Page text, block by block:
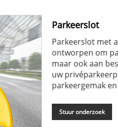
Parkeerslot
Parkeerslot met
ontworpen om
maar ook aan
uw
parkeergemak
Stuur onderzoek